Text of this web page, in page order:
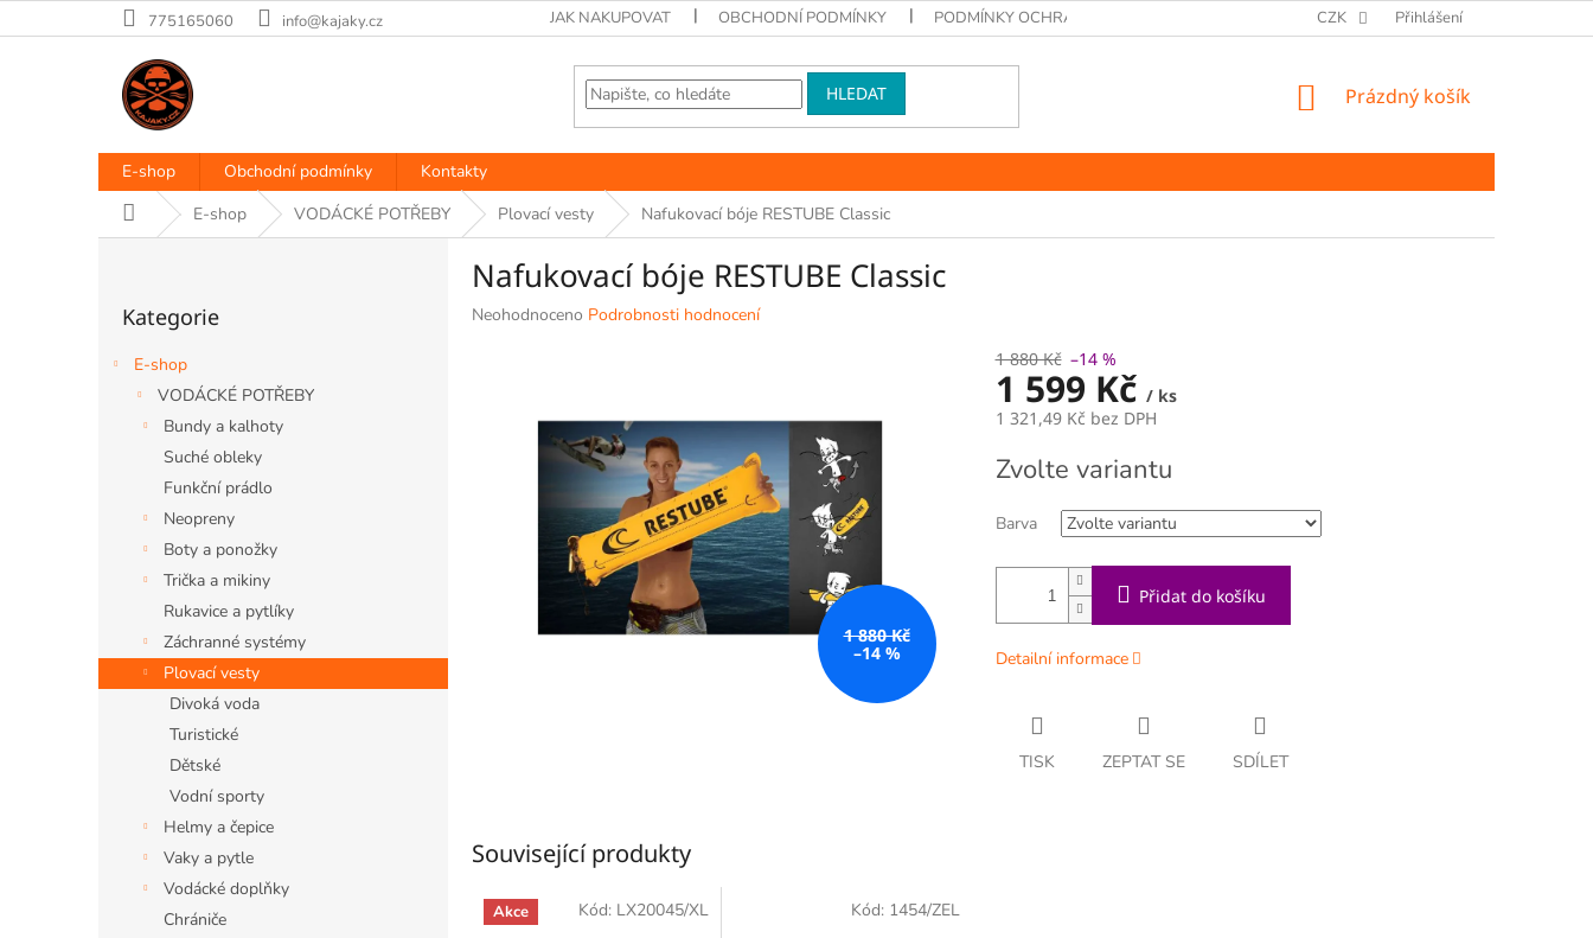
na
775165060 info@kajaky.cz JAK NAKUPOVAT OBCHODNÍ PODMÍNKY PODMÍNKY OCHRANY OSOBNÍCH ÚDAJŮ CZK Přihlášení
HLEDAT
NÁKUPNÍ
Prázdný košík
E-shop Obchodní podmínky
Kontakty
Domů E-shop VODÁCKÉ POTŘEBY Plovací vesty Nafukovací bóje RESTUBE Classic
kategorie
Kategorie
E-shop
VODÁCKÉ POTŘEBY
Bundy a kalhoty
Suché obleky
Funkční prádlo
Neopreny
Boty a ponožky
Trička a mikiny
Rukavice a pytlíky
Záchranné systémy
Plovací vesty
Divoká voda
Turistické
Dětské
Vodní sporty
Helmy a čepice
Vaky a pytle
Vodácké doplňky
Chrániče
Nafukovací bóje RESTUBE Classic
Průměrné
Neohodnoceno Podrobnosti hodnocení
1 880 Kč
–14 %
1 880 Kč –14 %
1 599 Kč / ks
1 321,49 Kč bez DPH
cena:
Zvolte variantu
Barva
Přidat do košíku
Detailní informace
TISK ZEPTAT SE SDÍLET
Související produkty
Akce Kód: LX20045/XL Kód: 1454/ZEL